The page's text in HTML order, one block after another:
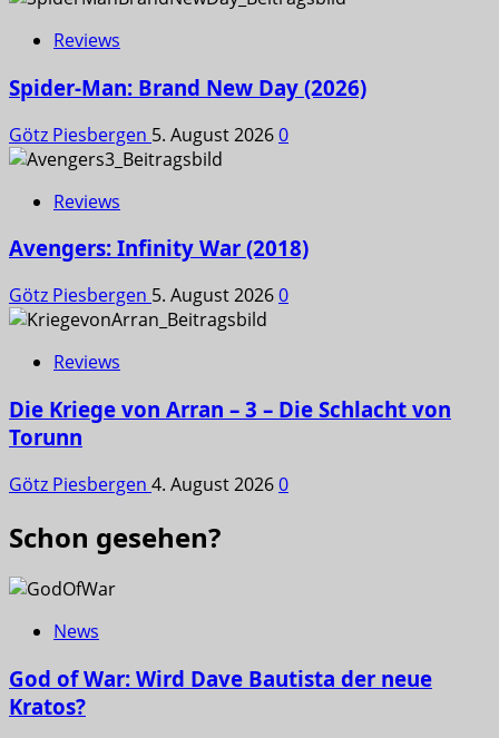
Reviews
Spider-Man: Brand New Day (2026)
Götz Piesbergen 5. August 20260
Reviews
Avengers: Infinity War (2018)
Götz Piesbergen 5. August 20260
Reviews
Die Kriege von Arran – 3 – Die Schlacht von
Torunn
Götz Piesbergen 4. August 20260
Schon gesehen?
News
God of War: Wird Dave Bautista der neue
Kratos?